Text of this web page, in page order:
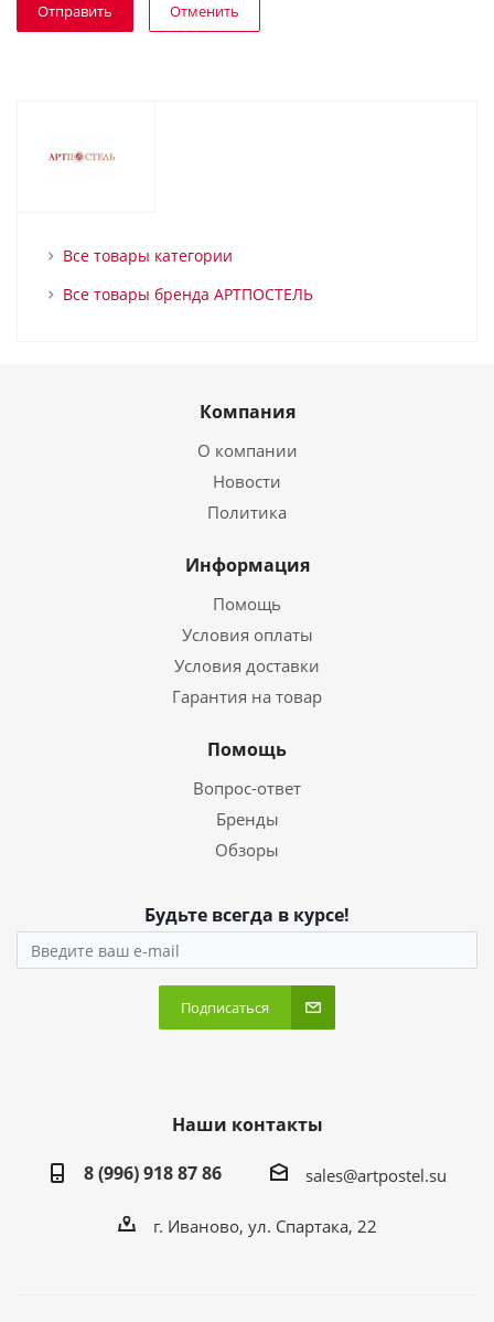
Отменить
Все товары категории
Все товары бренда АРТПОСТЕЛЬ
Компания
О компании
Новости
Политика
Информация
Помощь
Условия оплаты
Условия доставки
Гарантия на товар
Помощь
Вопрос-ответ
Бренды
Обзоры
Будьте всегда в курсе!
Подписаться
Наши контакты
8 (996) 918 87 86
sales@artpostel.su
г. Иваново, ул. Спартака, 22